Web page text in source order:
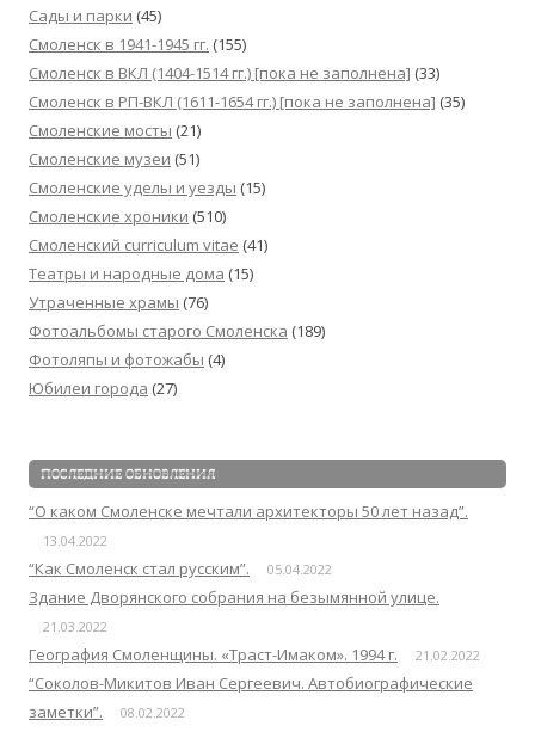
Сады и парки (45)
Смоленск в 1941-1945 гг. (155)
Смоленск в ВКЛ (1404-1514 гг.) [пока не заполнена] (33)
Смоленск в РП-ВКЛ (1611-1654 гг.) [пока не заполнена] (35)
Смоленские мосты (21)
Смоленские музеи (51)
Смоленские уделы и уезды (15)
Смоленские хроники (510)
Смоленский сurriculum vitae (41)
Театры и народные дома (15)
Утраченные храмы (76)
Фотоальбомы старого Смоленска (189)
Фотоляпы и фотожабы (4)
Юбилеи города (27)
ПОСЛЕДНИЕ ОБНОВЛЕНИЯ
“О каком Смоленске мечтали архитекторы 50 лет назад”.
13.04.2022
“Как Смоленск стал русским”. 05.04.2022
Здание Дворянского собрания на безымянной улице.
21.03.2022
География Смоленщины. «Траст-Имаком». 1994 г. 21.02.2022
“Соколов-Микитов Иван Сергеевич. Автобиографические
заметки”.
08.02.2022